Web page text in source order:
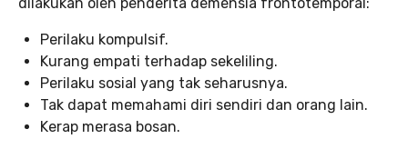
Perilaku kompulsif.
Kurang empati terhadap sekeliling.
Perilaku sosial yang tak seharusnya.
Tak dapat memahami diri sendiri dan orang lain.
Kerap merasa bosan.